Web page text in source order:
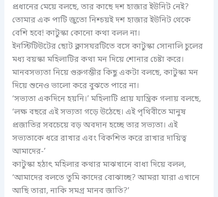
প্রধানের মেয়ে বলছে, তার কাছে দশ হাজার ইউনিট নেই?
তোমার এক পাটি জুতো নিশ্চয়ই দশ হাজার ইউনিট থেকে
বেশি হবে! কাটুস্কা কোনো কথা বলল না।
ইনস্টিটিউটের ছোট ক্লাসঘরটিতে বসে কাটুস্কা সোনালি চুলের
মধ্য বয়স্কা মহিলাটির কথা মন দিয়ে শোনার চেষ্টা করে।
মানবসভ্যতা নিয়ে গুরুগম্ভীর কিছু একটা বলছে, কাটুস্কা মন
দিয়ে শুনেও ভালো করে বুঝতে পারে না।
‘সভ্যতা একদিনে হয়নি।’ মহিলাটি প্রায় যান্ত্রিক গলায় বলছে,
‘লক্ষ বছরে এই সভ্যতা গড়ে উঠেছে। এই পৃথিবীতে মানুষ
প্রজাতির সবচেয়ে বড় অবদান হচ্ছে তার সভ্যতা। এই
সভ্যতাকে ধরে রাখার এবং বিকশিত করে রাখার দায়িত্ব
আমাদের-’
কাটুস্কা হঠাৎ মহিলার কথার মাঝখানে বাধা দিয়ে বলল,
‘আমাদের বলতে তুমি কাদের বোঝাচ্ছ? আমরা যারা এখানে
আছি তারা, নাকি সমগ্র মানব জাতি?’